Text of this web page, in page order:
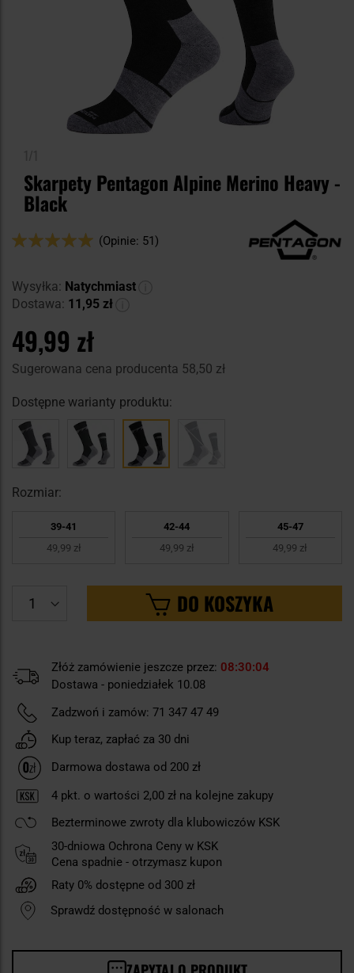
Skarpety Pentagon Alpine Merino Heavy -
Black
Ocena:
(Opinie: 51)
Wysyłka: Natychmiast
Dostawa: 11,95 zł
49,99 zł
Sugerowana cena producenta 58,50 zł
Dostępne warianty produktu:
Rozmiar:
39-41
49,99 zł
42-44
49,99 zł
45-47
49,99 zł
DO KOSZYKA
Złóż zamówienie jeszcze przez: 08 30 04
Dostawa - poniedziałek 10.08
Zadzwoń i zamów: 71 347 47 49
Kup teraz, zapłać za 30 dni
Darmowa dostawa od 200 zł
4 pkt. o wartości 2,00 zł na kolejne zakupy
Bezterminowe zwroty dla klubowiczów KSK
30-dniowa Ochrona Ceny w KSK
Cena spadnie - otrzymasz kupon
Raty 0% dostępne od 300 zł
Sprawdź dostępność w salonach